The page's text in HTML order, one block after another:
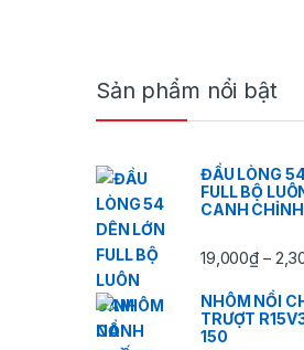
Brands Carousel
Sản phẩm nổi bật
ĐẦU LÒNG
FULL BỘ
CANH
19,000₫ –
NHÔM NỒI
TRƯỢT
150